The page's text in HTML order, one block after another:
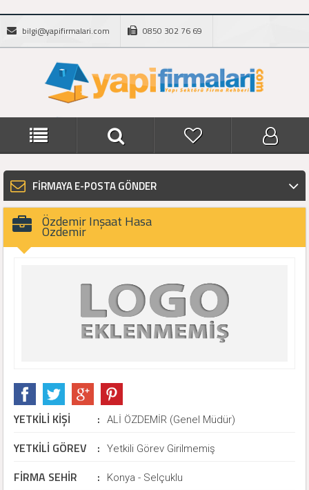
bilgi@yapifirmalari.com 0850 302 76 69
FİRMAYA E-POSTA GÖNDER
Özdemir Inşaat Hasa
Özdemir
YETKİLİ KİŞİ : ALİ ÖZDEMİR (Genel Müdür)
YETKİLİ GÖREV : Yetkili Görev Girilmemiş
FİRMA SEHİR : Konya - Selçuklu